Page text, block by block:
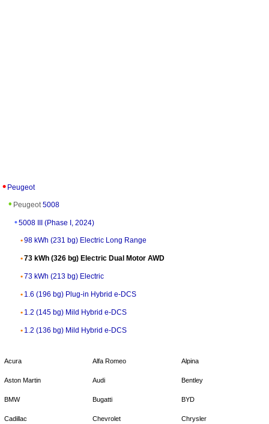
Peugeot
Peugeot 5008
5008 III (Phase I, 2024)
98 kWh (231 bg) Electric Long Range
73 kWh (326 bg) Electric Dual Motor AWD
73 kWh (213 bg) Electric
1.6 (196 bg) Plug-in Hybrid e-DCS
1.2 (145 bg) Mild Hybrid e-DCS
1.2 (136 bg) Mild Hybrid e-DCS
Acura Alfa Romeo Alpina
Aston Martin Audi Bentley
BMW Bugatti BYD
Cadillac Chevrolet Chrysler